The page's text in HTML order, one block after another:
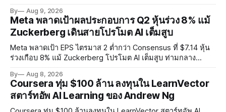
Source แทน
By Aug 9, 2026
Meta พลาดเป้าผลประกอบการ Q2 หุ้นร่วง 8% แม้
Zuckerberg เดินสายโปรโมต AI เต็มสูบ
Meta พลาดเป้า EPS ไตรมาส 2 ต่ำกว่า Consensus ที่ $7.14 หุ้น
ร่วงเกือบ 8% แม้ Zuckerberg โปรโมต AI เต็มสูบ ท่ามกลาง
การทำร้ายเด็ก
By Aug 8, 2026
Coursera ทุ่ม $100 ล้าน ลงทุนใน LearnVector
สตาร์ทอัพ AI Learning ของ Andrew Ng